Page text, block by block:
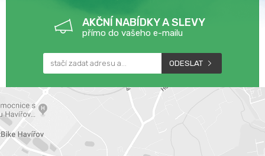
AKČNÍ NABÍDKY A SLEVY
přímo do vašeho e-mailu
ODESLAT